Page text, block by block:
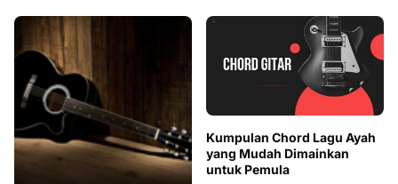
Kumpulan Chord Lagu Ayah
yang Mudah Dimainkan
untuk Pemula